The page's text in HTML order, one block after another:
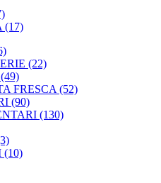
(17)
(22)
(49)
FRESCA (52)
(90)
(130)
(10)